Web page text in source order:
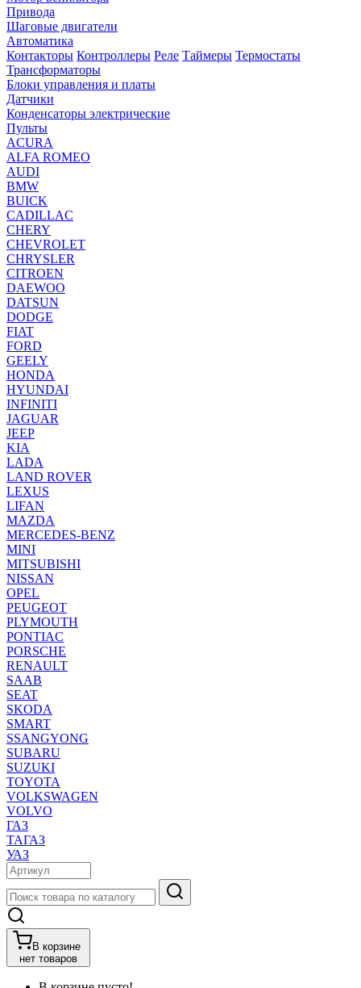
Привода
Шаговые двигатели
Автоматика
Контакторы Контроллеры Реле Таймеры Термостаты
Трансформаторы
Блоки управления и платы
Датчики
Конденсаторы электрические
Пульты
ACURA
ALFA ROMEO
AUDI
BMW
BUICK
CADILLAC
CHERY
CHEVROLET
CHRYSLER
CITROEN
DAEWOO
DATSUN
DODGE
FIAT
FORD
GEELY
HONDA
HYUNDAI
INFINITI
JAGUAR
JEEP
KIA
LADA
LAND ROVER
LEXUS
LIFAN
MAZDA
MERCEDES-BENZ
MINI
MITSUBISHI
NISSAN
OPEL
PEUGEOT
PLYMOUTH
PONTIAC
PORSCHE
RENAULT
SAAB
SEAT
SKODA
SMART
SSANGYONG
SUBARU
SUZUKI
TOYOTA
VOLKSWAGEN
VOLVO
ГАЗ
ТАГАЗ
УАЗ
В корзине
нет товаров